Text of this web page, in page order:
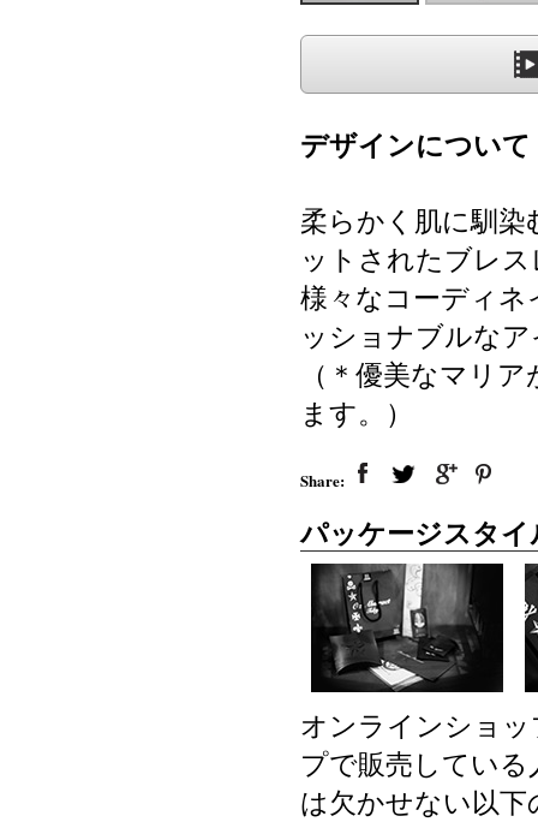
デザインについて
柔らかく肌に馴
ットされたブレ
様々なコーディ
ッショナブルな
（＊優美なマリ
ます。）
Share:
パッケージスタ
オンラインショ
プで販売してい
は欠かせない以